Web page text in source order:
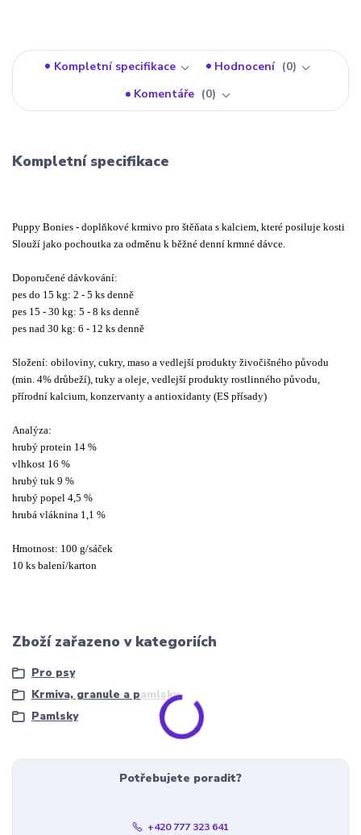
Kompletní specifikace Hodnocení
0
Komentáře
0
Kompletní specifikace
Puppy Bonies - doplňkové krmivo pro štěňata s kalciem, které posiluje kosti
Slouží jako pochoutka za odměnu k běžné denní krmné dávce.
Doporučené dávkování:
pes do 15 kg: 2 - 5 ks denně
pes 15 - 30 kg: 5 - 8 ks denně
pes nad 30 kg: 6 - 12 ks denně
Složení: obiloviny, cukry, maso a vedlejší produkty živočišného původu
(min. 4% drůbeží), tuky a oleje, vedlejší produkty rostlinného původu,
přírodní kalcium, konzervanty a antioxidanty (ES přísady)
Analýza:
hrubý protein 14 %
vlhkost 16 %
hrubý tuk 9 %
hrubý popel 4,5 %
hrubá vláknina 1,1 %
Hmotnost: 100 g/sáček
10 ks balení/karton
Zboží zařazeno v kategoriích
Pro psy
Krmiva, granule a pamlsky
Pamlsky
Potřebujete poradit?
+420 777 323 641